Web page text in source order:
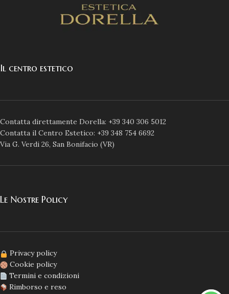
Il centro estetico
Contatta direttamente Dorella: +39 340 306 5012
Contatta il Centro Estetico: +39 348 754 6692
Via G. Verdi 26, San Bonifacio (VR)
Le Nostre Policy
Privacy policy
Cookie policy
Termini e condizioni
Rimborso e reso